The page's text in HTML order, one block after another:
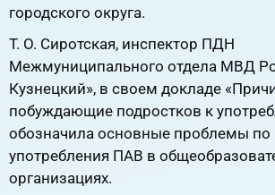
городского округа.
Т. О. Сиротская, инспектор ПДН
Межмуниципального отдела МВД
Кузнецкий», в своем докладе
побуждающие подростков к
обозначила основные проблемы по
употребления ПАВ в
организациях.